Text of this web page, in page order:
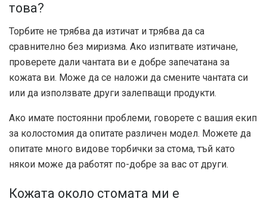
това?
Торбите не трябва да изтичат и трябва да са
сравнително без миризма. Ако изпитвате изтичане,
проверете дали чантата ви е добре запечатана за
кожата ви. Може да се наложи да смените чантата си
или да използвате други залепващи продукти.
Ако имате постоянни проблеми, говорете с вашия екип
за колостомия да опитате различен модел. Можете да
опитате много видове торбички за стома, тъй като
някои може да работят по-добре за вас от други.
Кожата около стомата ми е